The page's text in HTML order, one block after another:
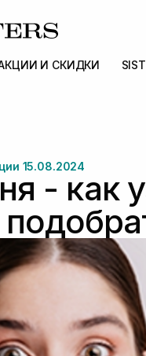
И СКИДКИ
15.08.2024
- как